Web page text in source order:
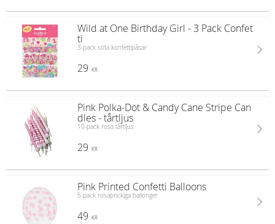
Wild at One Birthday Girl - 3 Pack Confet
ti
3-pack söta konfettipåsar
29 KR
Pink Polka-Dot & Candy Cane Stripe Can
dles - tårtljus
10-pack rosa tårtljus
29 KR
Pink Printed Confetti Balloons
5-pack rosaprickiga ballonger
49 KR